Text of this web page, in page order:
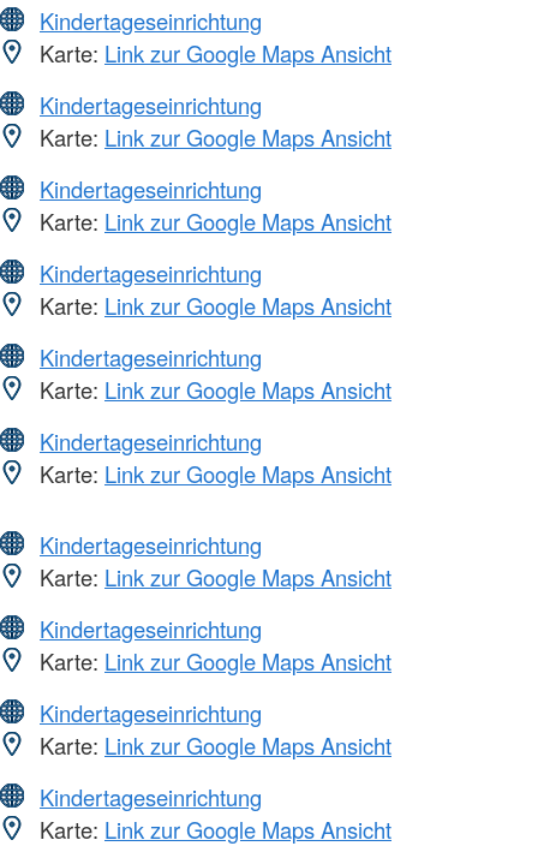
Kindertageseinrichtung
Karte: Link zur Google Maps Ansicht
Kindertageseinrichtung
Karte: Link zur Google Maps Ansicht
Kindertageseinrichtung
Karte: Link zur Google Maps Ansicht
Kindertageseinrichtung
Karte: Link zur Google Maps Ansicht
Kindertageseinrichtung
Karte: Link zur Google Maps Ansicht
Kindertageseinrichtung
Karte: Link zur Google Maps Ansicht
Kindertageseinrichtung
Karte: Link zur Google Maps Ansicht
Kindertageseinrichtung
Karte: Link zur Google Maps Ansicht
Kindertageseinrichtung
Karte: Link zur Google Maps Ansicht
Kindertageseinrichtung
Karte: Link zur Google Maps Ansicht